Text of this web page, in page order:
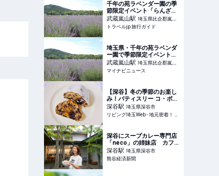
千年の苑ラベンダー園の季
節限定イベント「らんざん
ラベンダーまつり」が6月
13日から開催！ | 埼玉県 |
トラベルjp 旅行ガイド
武蔵嵐山駅 埼玉県比企郡嵐山
町
トラベルjp 旅行ガイド
埼玉県・千年の苑ラベンダ
ー園で季節限定イベントを
開催、1日限定企画も
武蔵嵐山駅 埼玉県比企郡嵐山
町
マイナビニュース
【深谷】冬の季節のお楽し
み！パティスリー コ・ボナ
の絶品シュトレン
深谷駅 埼玉県深谷市
リビング埼玉Web - 地元密着！ 大宮、浦和、川口ほか埼玉のグルメ、イベント、お出かけ、習い事情報
深谷にスープカレー専門店
「neco」の姉妹店 カフェ
タイムにも注力
深谷駅 埼玉県深谷市
熊谷経済新聞